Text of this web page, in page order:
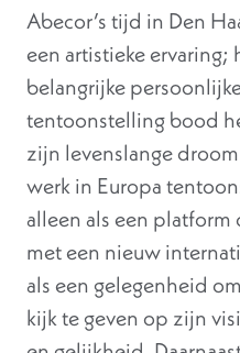
Abecor’s tijd in Den
een artistieke ervaring;
belangrijke
tentoonstelling bood
zijn levenslange
werk in Europa
alleen als een
met een nieuw
als een gelegenheid
kijk te geven op zijn